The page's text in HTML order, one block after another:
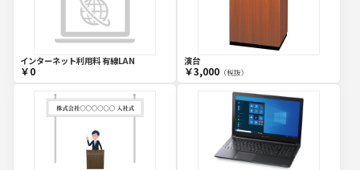
インターネット利用料 有線LAN
￥0
演台
￥3,000（税抜）